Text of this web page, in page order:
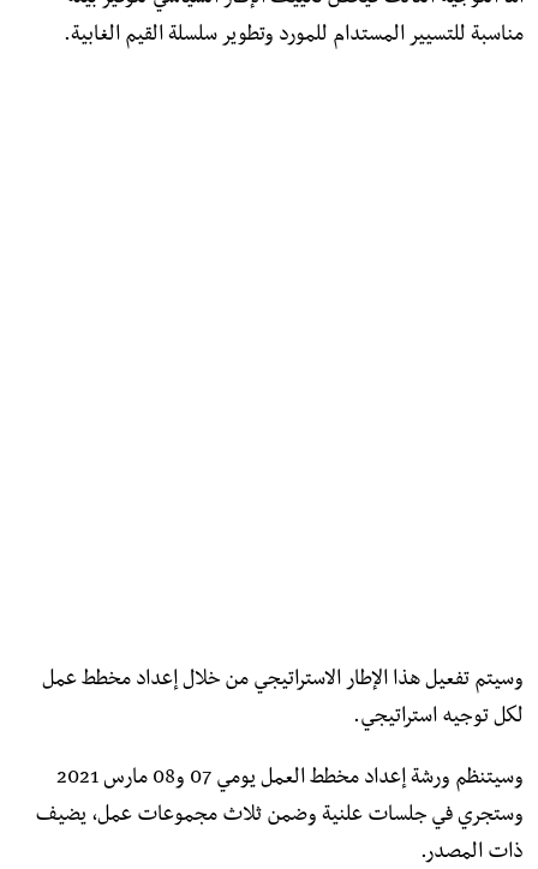
مناسبة للتسيير المستدام للمورد وتطوير سلسلة القيم الغابية.
وسيتم تفعيل هذا الإطار الاستراتيجي من خلال إعداد مخطط عمل
لكل توجيه استراتيجي.
وسيتنظم ورشة إعداد مخطط العمل يومي 07 و08 مارس 2021
وستجري في جلسات علنية وضمن ثلاث مجموعات عمل، يضيف
ذات المصدر.